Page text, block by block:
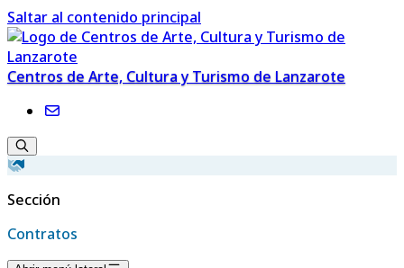
Saltar al contenido principal
Centros de Arte, Cultura y Turismo de Lanzarote
Sección
Contratos